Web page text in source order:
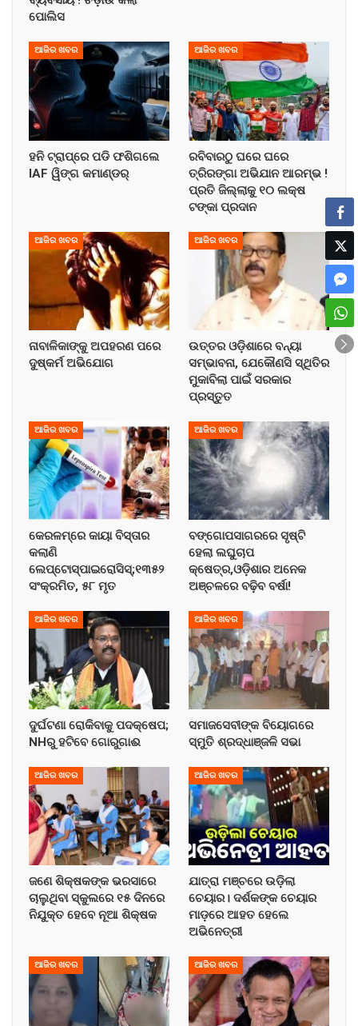
ପୋଲିସ
ଆଜିର ଖବର
ହନି ଟ୍ରାପ୍‌ରେ ପଡି ଫଶିଗଲେ
IAF ୱିଙ୍ଗ କମାଣ୍ଡର୍
ଆଜିର ଖବର
ରବିବାରଠୁ ଘରେ ଘରେ
ତ୍ରିରଙ୍ଗା ଅଭିଯାନ ଆରମ୍ଭ !
ପ୍ରତି ଜିଲ୍ଲାକୁ ୧୦ ଲକ୍ଷ
ଟଙ୍କା ପ୍ରଦାନ
ଆଜିର ଖବର
ନାବାଳିକାଙ୍କୁ ଅପହରଣ ପରେ
ଦୁଷ୍କର୍ମ ଅଭିଯୋଗ
ଆଜିର ଖବର
ଉତ୍ତର ଓଡ଼ିଶାରେ ବନ୍ୟା
ସମ୍ଭାବନା, ଯେକୌଣସି ସ୍ଥିତିର
ମୁକାବିଲା ପାଇଁ ସରକାର
ପ୍ରସ୍ତୁତ
ଆଜିର ଖବର
କେରଳମ୍‌ରେ କାୟା ବିସ୍ତାର
କଲାଣି
ଲେପ୍ଟୋସ୍ପାଇରୋସିସ୍;୧୩୫୨
ସଂକ୍ରମିତ, ୫୮ ମୃତ
ଆଜିର ଖବର
ବଙ୍ଗୋପସାଗରରେ ସୃଷ୍ଟି
ହେଲା ଲଘୁଚାପ
କ୍ଷେତ୍ର,ଓଡ଼ିଶାର ଅନେକ
ଅଞ୍ଚଳରେ ବଢ଼ିବ ବର୍ଷା!
ଆଜିର ଖବର
ଦୁର୍ଘଟଣା ରୋକିବାକୁ ପଦକ୍ଷେପ;
NHରୁ ହଟିବେ ଗୋରୁଗାଈ
ଆଜିର ଖବର
ସମାଜସେବୀଙ୍କ ବିୟୋଗରେ
ସ୍ମୁତି ଶ୍ରଦ୍ଧାଞ୍ଜଳି ସଭା
ଆଜିର ଖବର
ଜଣେ ଶିକ୍ଷକଙ୍କ ଭରସାରେ
ଚାଲୁଥିବା ସ୍କୁଲରେ ୧୫ ଦିନରେ
ନିଯୁକ୍ତ ହେବେ ନୂଆ ଶିକ୍ଷକ
ଆଜିର ଖବର
ଯାତ୍ରା ମଞ୍ଚରେ ଉଡ଼ିଲା
ଚେୟାର। ଦର୍ଶକଙ୍କ ଚେୟାର
ମାଡ଼ରେ ଆହତ ହେଲେ
ଅଭିନେତ୍ରୀ
ଆଜିର ଖବର ଆଜିର ଖବର